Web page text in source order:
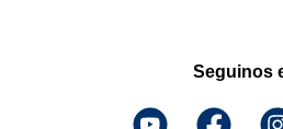
Seguinos